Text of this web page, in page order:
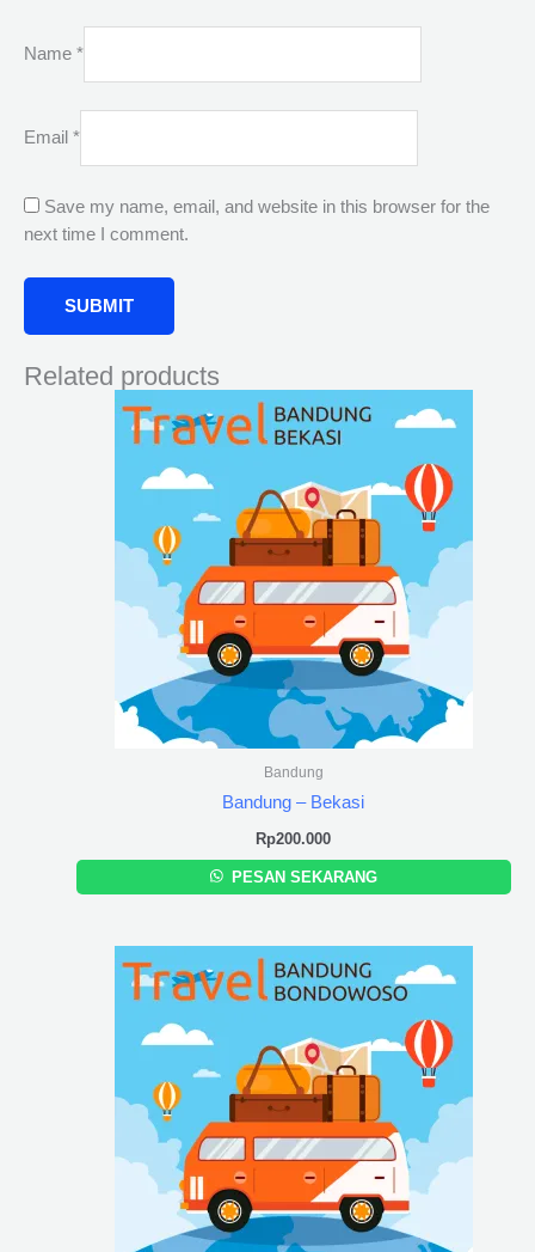
Name *
Email *
Save my name, email, and website in this browser for the
next time I comment.
Related products
Bandung
Bandung – Bekasi
Rp200.000
PESAN SEKARANG